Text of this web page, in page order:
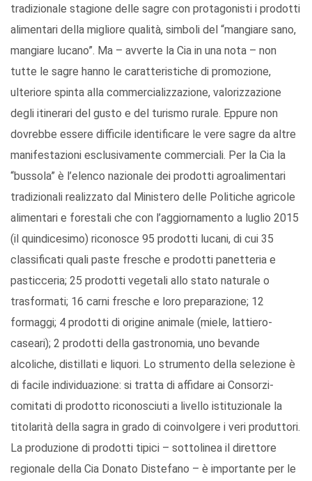
tradizionale stagione delle sagre con protagonisti i prodotti
alimentari della migliore qualità, simboli del “mangiare sano,
mangiare lucano”. Ma – avverte la Cia in una nota – non
tutte le sagre hanno le caratteristiche di promozione,
ulteriore spinta alla commercializzazione, valorizzazione
degli itinerari del gusto e del turismo rurale. Eppure non
dovrebbe essere difficile identificare le vere sagre da altre
manifestazioni esclusivamente commerciali. Per la Cia la
“bussola” è l’elenco nazionale dei prodotti agroalimentari
tradizionali realizzato dal Ministero delle Politiche agricole
alimentari e forestali che con l’aggiornamento a luglio 2015
(il quindicesimo) riconosce 95 prodotti lucani, di cui 35
classificati quali paste fresche e prodotti panetteria e
pasticceria; 25 prodotti vegetali allo stato naturale o
trasformati; 16 carni fresche e loro preparazione; 12
formaggi; 4 prodotti di origine animale (miele, lattiero-
caseari); 2 prodotti della gastronomia, uno bevande
alcoliche, distillati e liquori. Lo strumento della selezione è
di facile individuazione: si tratta di affidare ai Consorzi-
comitati di prodotto riconosciuti a livello istituzionale la
titolarità della sagra in grado di coinvolgere i veri produttori.
La produzione di prodotti tipici – sottolinea il direttore
regionale della Cia Donato Distefano – è importante per le